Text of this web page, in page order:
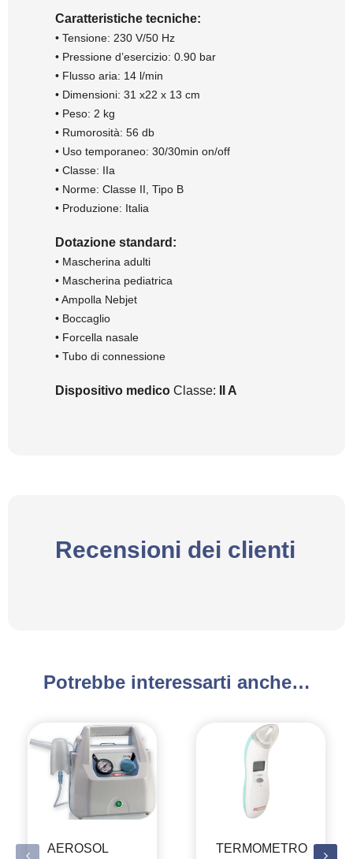
Caratteristiche tecniche:
• Tensione: 230 V/50 Hz
• Pressione d’esercizio: 0.90 bar
• Flusso aria: 14 l/min
• Dimensioni: 31 x22 x 13 cm
• Peso: 2 kg
• Rumorosità: 56 db
• Uso temporaneo: 30/30min on/off
• Classe: IIa
• Norme: Classe II, Tipo B
• Produzione: Italia
Dotazione standard:
• Mascherina adulti
• Mascherina pediatrica
• Ampolla Nebjet
• Boccaglio
• Forcella nasale
• Tubo di connessione
Dispositivo medico Classe: II A
Recensioni dei clienti
Potrebbe interessarti anche…
AEROSOL
TERMOMETRO